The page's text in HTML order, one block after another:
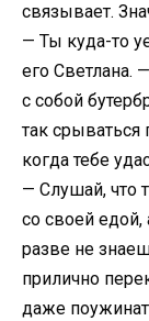
связывает.
— Ты куда-то
его Светлана.
с собой
так
когда тебе
— Слушай, что
со своей едой,
разве не
прилично
даже